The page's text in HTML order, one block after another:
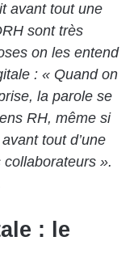
avant tout une
sont très
on les entend
: « Quand on
la parole se
RH, même si
tout d’une
».
: le